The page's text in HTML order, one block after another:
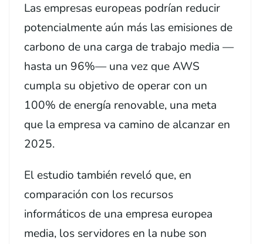
Las empresas europeas podrían reducir
potencialmente aún más las emisiones de
carbono de una carga de trabajo media —
hasta un 96%— una vez que AWS
cumpla su objetivo de operar con un
100% de energía renovable, una meta
que la empresa va camino de alcanzar en
2025.
El estudio también reveló que, en
comparación con los recursos
informáticos de una empresa europea
media, los servidores en la nube son